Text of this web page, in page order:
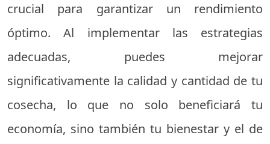
crucial para garantizar un rendimiento
óptimo. Al implementar las estrategias
adecuadas, puedes mejorar
significativamente la calidad y cantidad de tu
cosecha, lo que no solo beneficiará tu
economía, sino también tu bienestar y el de